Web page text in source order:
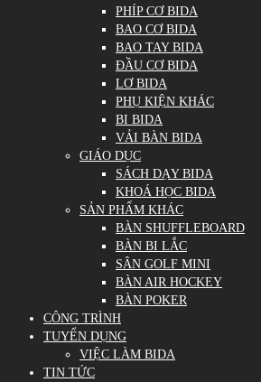
PHÍP CƠ BIDA
BAO CƠ BIDA
BAO TAY BIDA
ĐẦU CƠ BIDA
LƠ BIDA
PHỤ KIỆN KHÁC
BI BIDA
VẢI BÀN BIDA
GIÁO DỤC
SÁCH DẠY BIDA
KHOÁ HỌC BIDA
SẢN PHẨM KHÁC
BÀN SHUFFLEBOARD
BÀN BI LẮC
SÂN GOLF MINI
BÀN AIR HOCKEY
BÀN POKER
CÔNG TRÌNH
TUYỂN DỤNG
VIỆC LÀM BIDA
TIN TỨC